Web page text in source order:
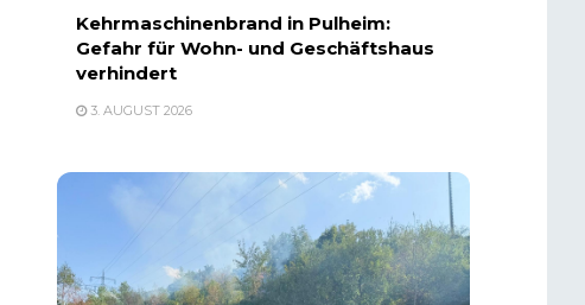
Kehrmaschinenbrand in Pulheim:
Gefahr für Wohn- und Geschäftshaus
verhindert
3. AUGUST 2026